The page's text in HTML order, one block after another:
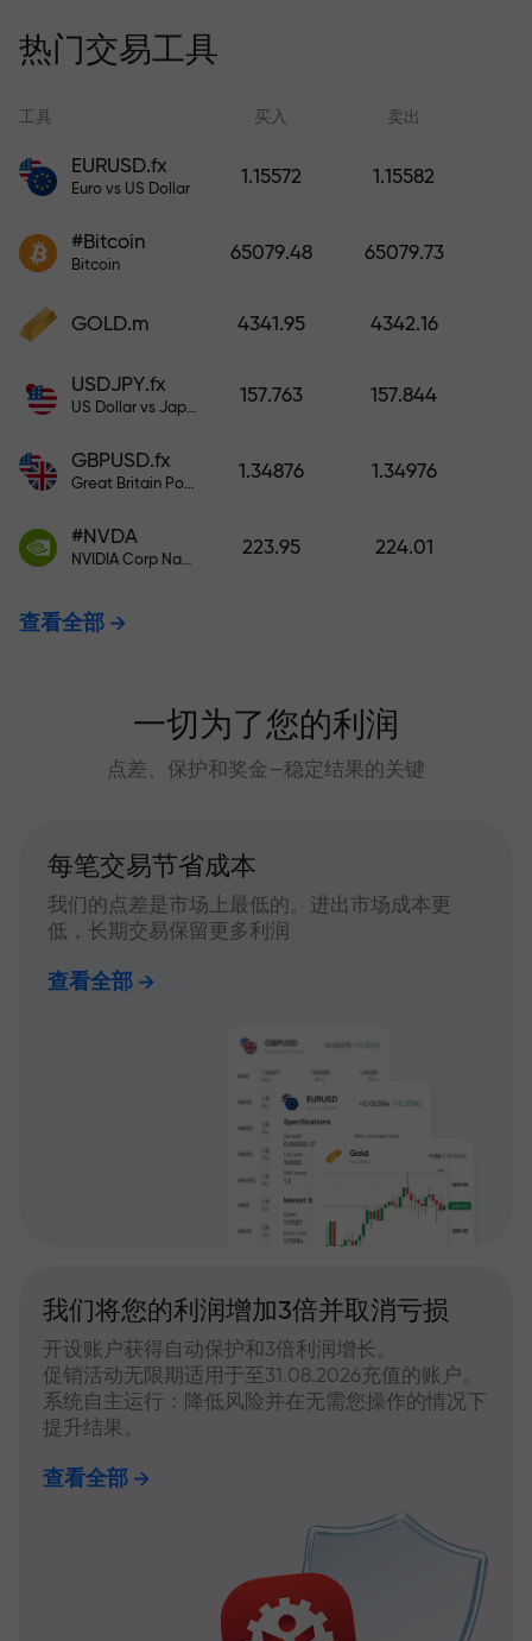
证6个月内利润增长3倍。放心交易—
您的资金受到保护！
奖金。X1000不是印刷错误。存款
热门交易工具
工具 买入 卖出
EURUSD.fx
Euro vs US Dollar
1.15572 1.15582
#Bitcoin
Bitcoin
65079.48 65079.73
GOLD.m 4341.95 4342.16
USDJPY.fx
US Dollar vs Japanese Yen
157.763 157.844
GBPUSD.fx
Great Britain Pound vs US Dollar
1.34876 1.34976
#NVDA
NVIDIA Corp Nasdaq Stock Exchange (Nasdaq) USD
223.95 224.01
查看全部
一切为了您的利润
点差、保护和奖金—稳定结果的关键
每笔交易节省成本
我们的点差是市场上最低的。进出市场成本更
低，长期交易保留更多利润
查看全部
我们将您的利润增加3倍并取消亏损
开设账户获得自动保护和3倍利润增长。
促销活动无限期适用于至31.08.2026充值的账户。
系统自主运行：降低风险并在无需您操作的情况下
提升结果。
查看全部